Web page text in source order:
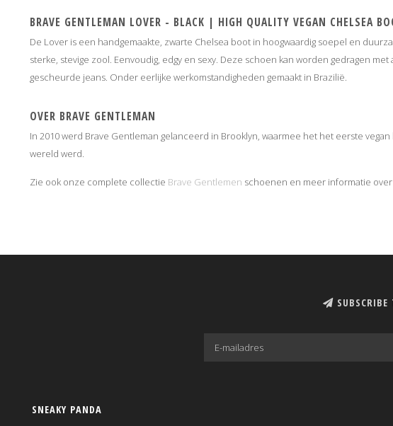
BRAVE GENTLEMAN LOVER - BLACK | HIGH QUALITY VEGAN CHELSEA
De Lover is een handgemaakte, zwarte Chelsea boot in hoogwaardig soepel en
sterke, stevige zool. Eenvoudig, edgy en sexy. Deze schoen kan worden gedragen
gescheurde jeans. Onder eerlijke werkomstandigheden gemaakt in Brazilië.
OVER BRAVE GENTLEMAN
In 2010 werd Brave Gentleman gelanceerd in Brooklyn, waarmee het het eerste
wereld werd.
Zie ook onze complete collectie Brave Gentlemen schoenen en meer informatie
SNEAKY PANDA